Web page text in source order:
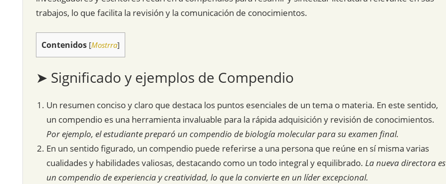
trabajos, lo que facilita la revisión y la comunicación de conocimientos.
Contenidos [Mostrra]
➤ Significado y ejemplos de Compendio
Un resumen conciso y claro que destaca los puntos esenciales de un tema o materia. En este sentido,
un compendio es una herramienta invaluable para la rápida adquisición y revisión de conocimientos.
Por ejemplo, el estudiante preparó un compendio de biología molecular para su examen final.
En un sentido figurado, un compendio puede referirse a una persona que reúne en sí misma varias
cualidades y habilidades valiosas, destacando como un todo integral y equilibrado. La nueva directora es
un compendio de experiencia y creatividad, lo que la convierte en un líder excepcional.